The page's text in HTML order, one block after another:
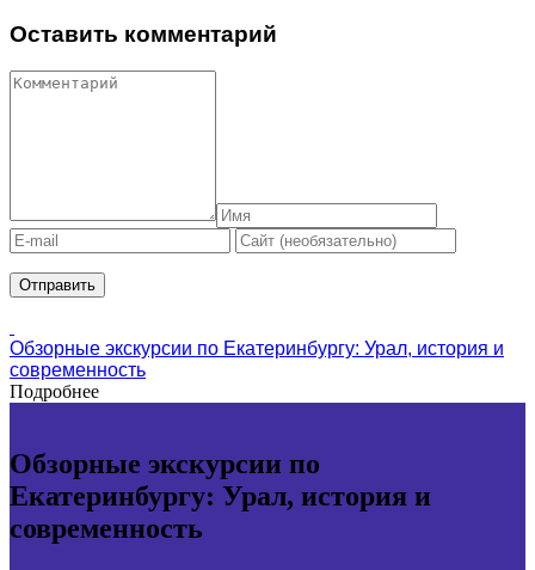
Оставить комментарий
Обзорные экскурсии по Екатеринбургу: Урал, история и
современность
Подробнее
Обзорные экскурсии по
Екатеринбургу: Урал, история и
современность